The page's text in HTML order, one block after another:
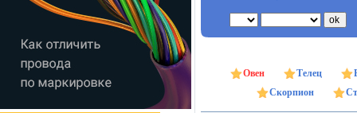
Овен Телец
Скорпион